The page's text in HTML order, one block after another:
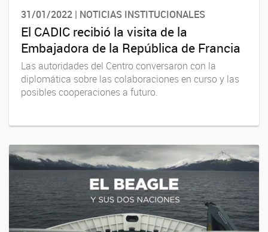
31/01/2022 | NOTICIAS INSTITUCIONALES
El CADIC recibió la visita de la
Embajadora de la República de Francia
Las autoridades del Centro conversaron con la
diplomática sobre las colaboraciones en curso y las
posibles cooperaciones a futuro.